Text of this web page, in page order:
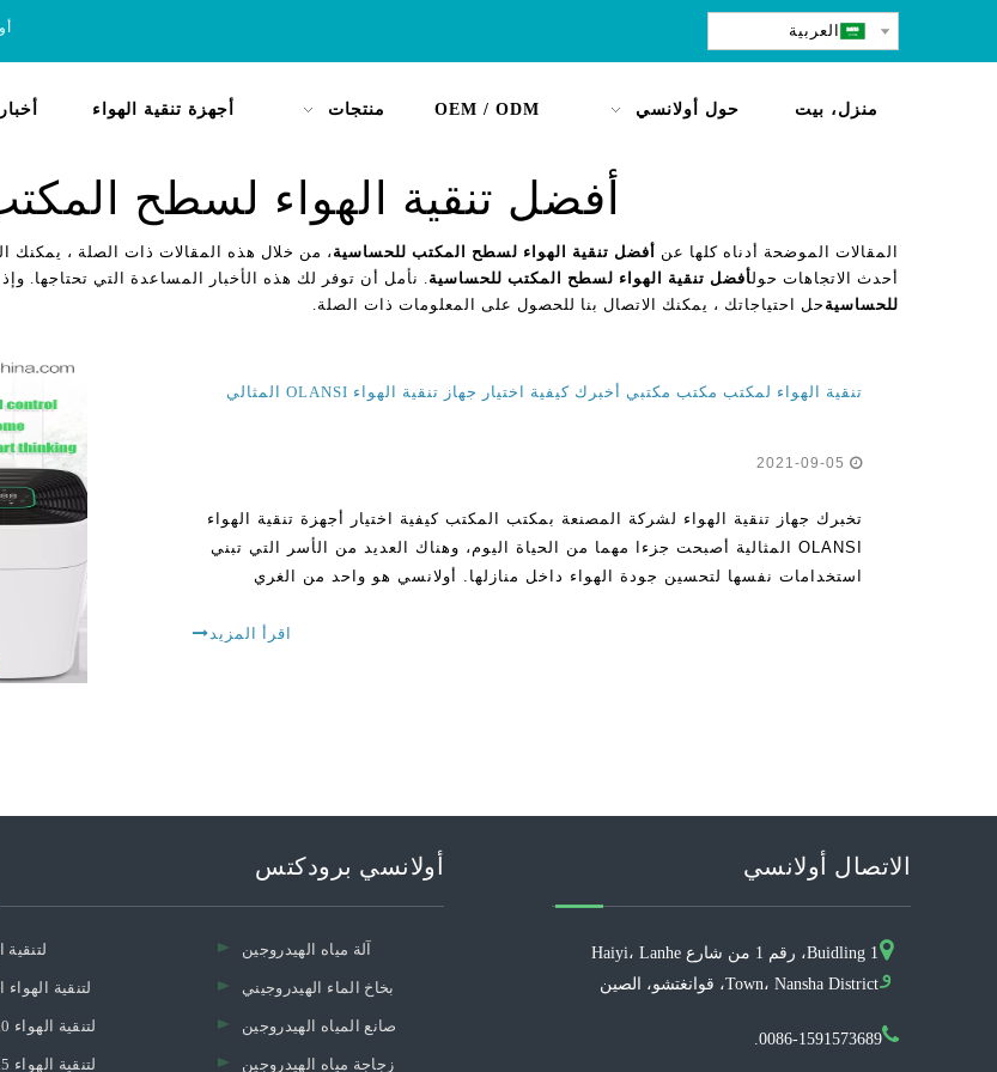
العربية
منزل، بيت حول أولانسي OEM / ODM منتجات أجهزة تنقية الهواء أخبار
أفضل تنقية الهواء لسطح
المقالات الموضحة أدناه كلها عن أفضل تنقية الهواء لسطح المكتب للحساسية ، من خلال هذه المقالات ذات الصلة ، يمكنك
أحدث الاتجاهات حولأفضل تنقية الهواء لسطح المكتب للحساسية. نأمل أن توفر لك هذه الأخبار المساعدة التي تحتاجها.
للحساسية حل احتياجاتك ، يمكنك الاتصال بنا للحصول على المعلومات ذات الصلة.
تنقية الهواء لمكتب مكتب مكتبي أخبرك كيفية اختيار جهاز تنقية الهواء OLANSI المثالي
تخبرك جهاز تنقية الهواء لشركة المصنعة بمكتب المكتب كيفية اختيار أجهزة تنقية الهواء
OLANSI المثالية أصبحت جزءا مهما من الحياة اليوم، وهناك العديد من الأسر التي تبني
استخدامات نفسها لتحسين جودة الهواء داخل منازلها. أولانسي هو واحد من الغري
اقرأ المزيد
أولانسي برودكتس
لتنقية
لتنقية الهواء
PM1.0 لتنقية الهواء
PM2.5 لتنقية الهواء
آلة مياه الهيدروجين
بخاخ الماء الهيدروجيني
صانع المياه الهيدروجين
زجاجة مياه الهيدروجين
الاتصال أولانسي
و
Buidling 1، رقم 1 من شارع Haiyi، Lanhe
Town، Nansha District، قوانغتشو، الصين
0086-1591573689.